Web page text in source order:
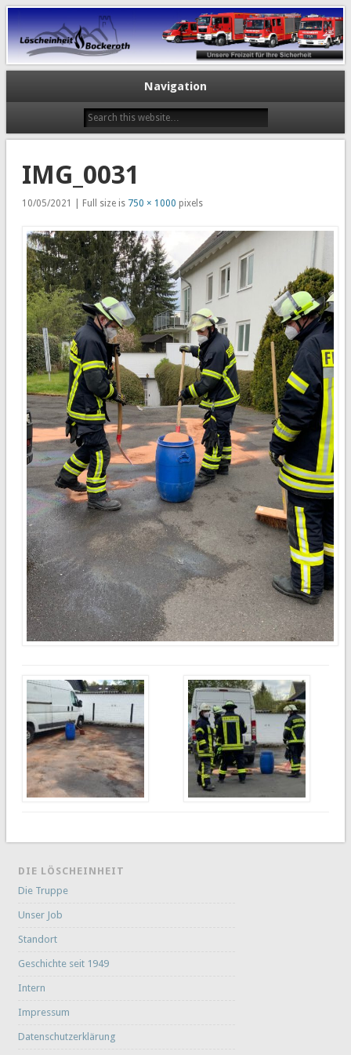
Navigation
IMG_0031
10/05/2021 | Full size is 750 × 1000 pixels
DIE LÖSCHEINHEIT
Die Truppe
Unser Job
Standort
Geschichte seit 1949
Intern
Impressum
Datenschutzerklärung